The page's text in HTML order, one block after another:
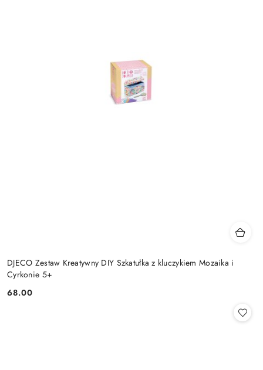
DJECO Zestaw Kreatywny DIY Szkatułka z kluczykiem Mozaika i
Cyrkonie 5+
Cena:
68.00